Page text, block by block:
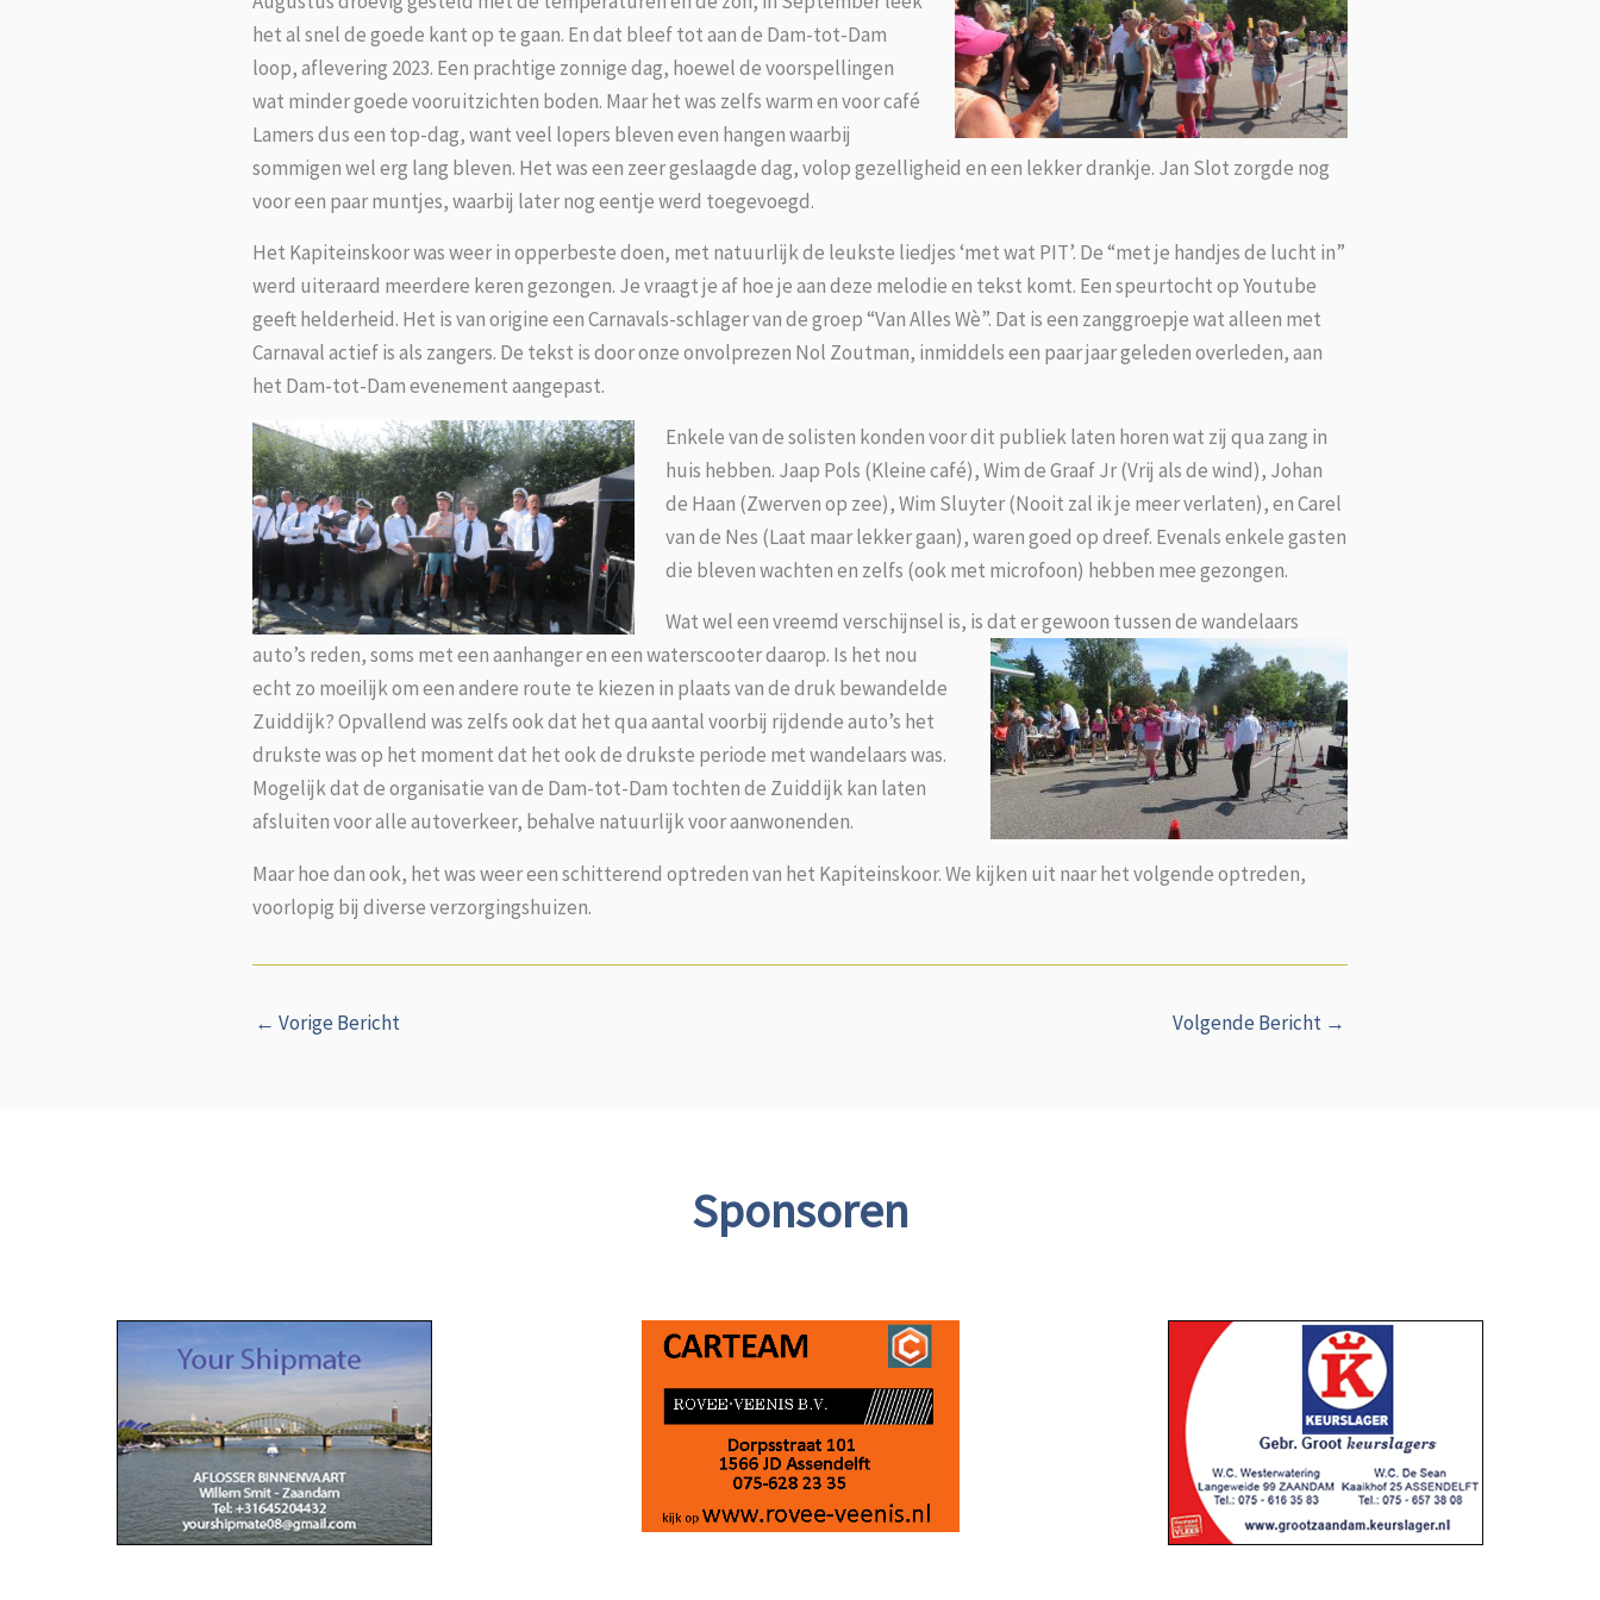
het al snel de goede kant op te gaan. En dat bleef tot aan de Dam-tot-Dam
loop, aflevering 2023. Een prachtige zonnige dag, hoewel de voorspellingen
wat minder goede vooruitzichten boden. Maar het was zelfs warm en voor café
Lamers dus een top-dag, want veel lopers bleven even hangen waarbij
sommigen wel erg lang bleven. Het was een zeer geslaagde dag, volop gezelligheid en een lekker drankje. Jan Slot zorgde nog
voor een paar muntjes, waarbij later nog eentje werd toegevoegd.
Het Kapiteinskoor was weer in opperbeste doen, met natuurlijk de leukste liedjes ‘met wat PIT’. De “met je handjes de lucht in”
werd uiteraard meerdere keren gezongen. Je vraagt je af hoe je aan deze melodie en tekst komt. Een speurtocht op Youtube
geeft helderheid. Het is van origine een Carnavals-schlager van de groep “Van Alles Wè”. Dat is een zanggroepje wat alleen met
Carnaval actief is als zangers. De tekst is door onze onvolprezen Nol Zoutman, inmiddels een paar jaar geleden overleden, aan
het Dam-tot-Dam evenement aangepast.
Enkele van de solisten konden voor dit publiek laten horen wat zij qua zang in
huis hebben. Jaap Pols (Kleine café), Wim de Graaf Jr (Vrij als de wind), Johan
de Haan (Zwerven op zee), Wim Sluyter (Nooit zal ik je meer verlaten), en Carel
van de Nes (Laat maar lekker gaan), waren goed op dreef. Evenals enkele gasten
die bleven wachten en zelfs (ook met microfoon) hebben mee gezongen.
Wat wel een vreemd verschijnsel is, is dat er gewoon tussen de wandelaars
auto’s reden, soms met een aanhanger en een waterscooter daarop. Is het nou
echt zo moeilijk om een andere route te kiezen in plaats van de druk bewandelde
Zuiddijk? Opvallend was zelfs ook dat het qua aantal voorbij rijdende auto’s het
drukste was op het moment dat het ook de drukste periode met wandelaars was.
Mogelijk dat de organisatie van de Dam-tot-Dam tochten de Zuiddijk kan laten
afsluiten voor alle autoverkeer, behalve natuurlijk voor aanwonenden.
Maar hoe dan ook, het was weer een schitterend optreden van het Kapiteinskoor. We kijken uit naar het volgende optreden,
voorlopig bij diverse verzorgingshuizen.
← Vorige Bericht Volgende Bericht →
Sponsoren